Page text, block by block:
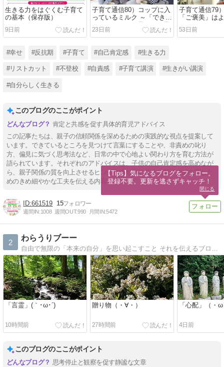
生きる力をはぐくむ子育て
の基本（保存版）
9日前
子育て通信80）コップに入
っているミルク ～「できて
いるところ」を見つける子
育て
23日前
子育て通信79
「ご褒美」は
53日前
#幸せ #反抗期 #子育て #自己肯定感 #生きる力
#リストカット #不登校 #自責感 #子育て講演 #生きがい講演
#自分らしく生きる
このブログのここがポイント
肯定と共感を促す具体的育児アドバイス
この記事たちは、親子の信頼関係を深めるための実践的な視点を提案して
います。できているところを見つけて言葉にすることや、非責めの叱り
方、偏見に気づく思考法など、日常の中で心地よい関わり方を育む方法が
語られています。それぞれのアドバイスは、子供の自己肯定感を高めなが
ら、親子関係の質を向上させるヒントに満ちています。親子の絆を育むた
めのきめ細やかな工夫を伝える内容です。
661519 15
週間IN:1008 週間OUT:990 月間IN:5472
2
わらうりブーー
「言霊」(｀･ω･´)
10時間前
贈り物（・∀・）
27時間前
「心配」（・
4日前
このブログのここがポイント
思考停止と観察を促す静謐な文章
【Tips】気になるブログをフォロー。
登録不要。更新を逃さずキャッチ！
閉じる